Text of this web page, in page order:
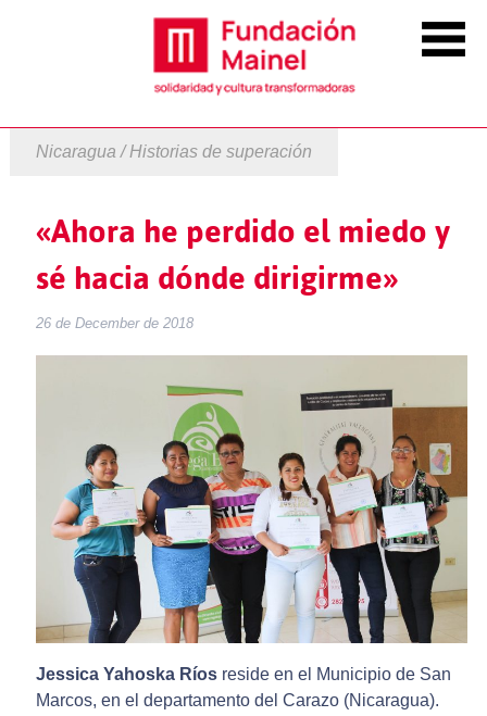
Nicaragua / Historias de superación
«Ahora he perdido el miedo y
sé hacia dónde dirigirme»
26 de December de 2018
Jessica Yahoska Ríosreside en el Municipio de San
Marcos, en el departamento del Carazo (Nicaragua).